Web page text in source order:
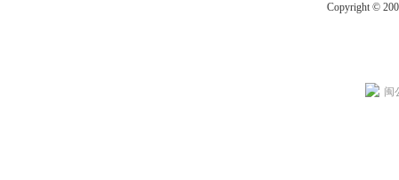
Copyright ©
闽